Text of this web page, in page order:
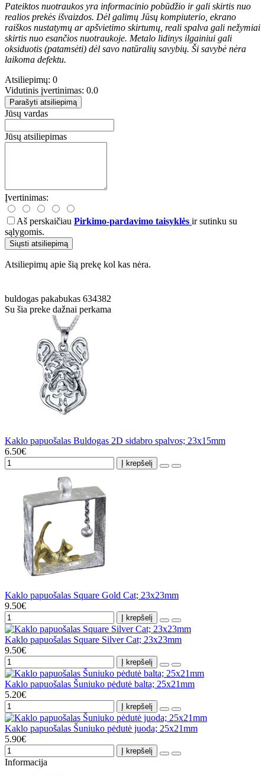
Pateiktos nuotraukos yra informacinio pobūdžio ir gali skirtis nuo
realios prekės išvaizdos. Dėl galimų Jūsų kompiuterio, ekrano
raiškos nustatymų ar apšvietimo skirtumų, reali spalva gali nežymiai
skirtis nuo esančios nuotraukoje. Metalo lidinys ilgainiui gali
oksiduotis (patamsėti) dėl savo natūralių savybių. Ši savybė nėra
laikoma defektu.
Atsiliepimų: 0
Vidutinis įvertinimas: 0.0
Parašyti atsiliepimą
Jūsų vardas
Jūsų atsiliepimas
Įvertinimas:
Aš perskaičiau Pirkimo-pardavimo taisyklės ir sutinku su
sąlygomis.
Siųsti atsiliepimą
Atsiliepimų apie šią prekę kol kas nėra.
buldogas pakabukas 634382
Su šia preke dažnai perkama
Kaklo papuošalas Buldogas 2D sidabro spalvos; 23x15mm
6.50€
Į krepšelį
Kaklo papuošalas Square Gold Cat; 23x23mm
9.50€
Į krepšelį
Kaklo papuošalas Square Silver Cat; 23x23mm
9.50€
Į krepšelį
Kaklo papuošalas Šuniuko pėdutė balta; 25x21mm
5.20€
Į krepšelį
Kaklo papuošalas Šuniuko pėdutė juoda; 25x21mm
5.90€
Į krepšelį
Informacija